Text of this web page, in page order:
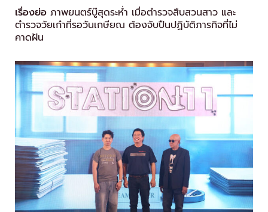
เรื่องย่อ ภาพยนตร์บู๊สุดระห่ำ เมื่อตำรวจสืบสวนสาว และ
ตำรวจวัยเก๋าที่รอวันเกษียณ ต้องจับปืนปฏิบัติภารกิจที่ไม่
คาดฝัน